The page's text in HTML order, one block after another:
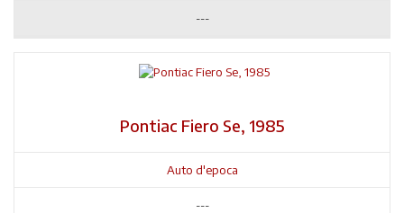
---
Pontiac Fiero Se, 1985
Auto d'epoca
---